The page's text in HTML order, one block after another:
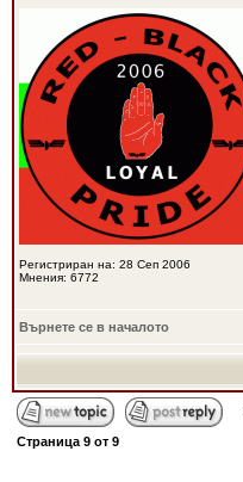
Регистриран на: 28 Сеп 2006
Мнения: 6772
Върнете се в началото
Страница 9 от 9